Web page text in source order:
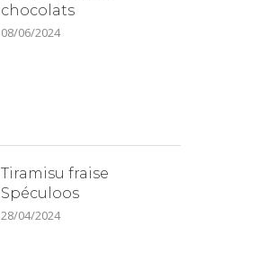
chocolats
08/06/2024
Tiramisu fraise
Spéculoos
28/04/2024